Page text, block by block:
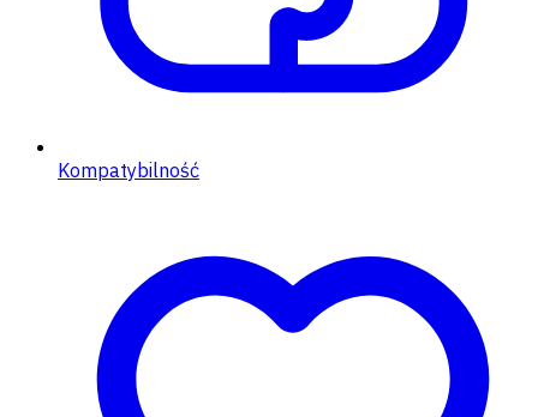
Kompatybilność